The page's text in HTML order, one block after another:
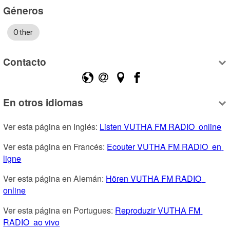
Géneros
Other
Contacto
En otros idiomas
Ver esta página en Inglés: Listen VUTHA FM RADIO  online
Ver esta página en Francés: Ecouter VUTHA FM RADIO  en
ligne
Ver esta página en Alemán: Hören VUTHA FM RADIO
online
Ver esta página en Portugues: Reproduzir VUTHA FM
RADIO  ao vivo